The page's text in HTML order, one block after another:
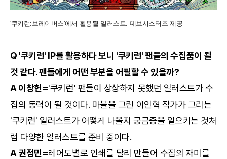
'쿠키런:브레이버스'에서 활용될 일러스트. 데브시스터즈 제공
Q '쿠키런' IP를 활용하다 보니 '쿠키런' 팬들의 수집품이 될
것 같다. 팬들에게 어떤 부분을 어필할 수 있을까?
A 이창헌='쿠키런' 팬들이 상상하지 못했던 일러스트가 수
집의 동력이 될 것이다. 마블을 그린 이인혁 작가가 그리는
'쿠키런' 일러스트가 어떻게 나올지 궁금증을 일으키는 것처
럼 다양한 일러스트를 준비 중이다.
A 권정민=레어도별로 인쇄를 달리 만들어 수집의 재미를